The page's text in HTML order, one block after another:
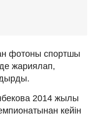
фотоны спортшы
жариялап,
2014 жылы
кейін